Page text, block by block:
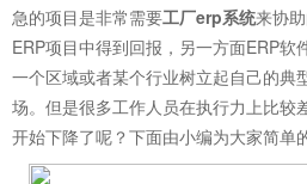
急的项目是非常需要工厂erp系统来协
ERP项目中得到回报，另一方面ERP软
一个区域或者某个行业树立起自己的典
场。但是很多工作人员在执行力上比较
开始下降了呢？下面由小编为大家简单